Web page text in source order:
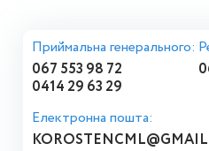
Приймальна генерального:
067 553 98 72
0414 29 63 29
Електронна пошта: